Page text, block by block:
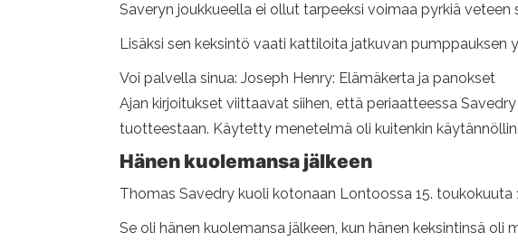
Saveryn joukkueella ei ollut tarpeeksi voimaa pyrkiä veteen
Lisäksi sen keksintö vaati kattiloita jatkuvan pumppauksen
Voi palvella sinua: Joseph Henry: Elämäkerta ja panokset
Ajan kirjoitukset viittaavat siihen, että periaatteessa
tuotteestaan. Käytetty menetelmä oli kuitenkin
Hänen kuolemansa jälkeen
Thomas Savedry kuoli kotonaan Lontoossa 15. toukokuuta
Se oli hänen kuolemansa jälkeen, kun hänen keksintinsä